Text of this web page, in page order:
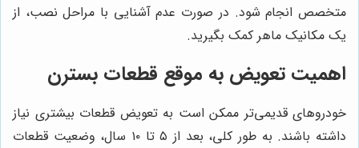
متخصص انجام شود. در صورت عدم آشنایی با مراحل نصب، از
یک مکانیک ماهر کمک بگیرید.
اهمیت تعویض به موقع قطعات بسترن
خودروهای قدیمی‌تر ممکن است به تعویض قطعات بیشتری نیاز
داشته باشند. به طور کلی، بعد از ۵ تا ۱۰ سال، وضعیت قطعات